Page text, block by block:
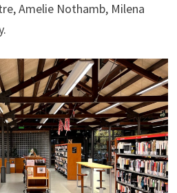
Amelie Nothamb, Milena